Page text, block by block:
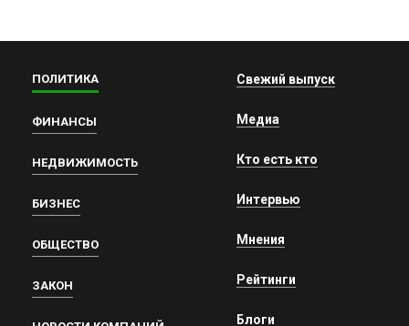
ПОЛИТИКА
ФИНАНСЫ
НЕДВИЖИМОСТЬ
БИЗНЕС
ОБЩЕСТВО
ЗАКОН
Свежий выпуск
Медиа
Кто есть кто
Интервью
Мнения
Рейтинги
Блоги